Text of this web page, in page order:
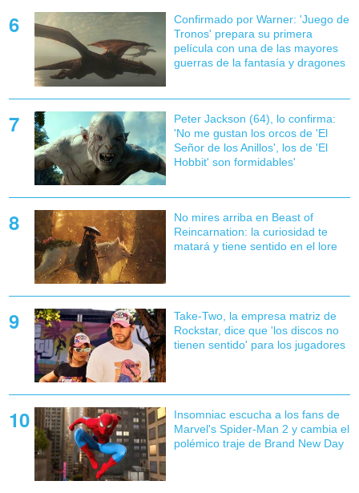
Confirmado por Warner: 'Juego de
Tronos' prepara su primera
película con una de las mayores
guerras de la fantasía y dragones
Peter Jackson (64), lo confirma:
'No me gustan los orcos de 'El
Señor de los Anillos', los de 'El
Hobbit' son formidables'
No mires arriba en Beast of
Reincarnation: la curiosidad te
matará y tiene sentido en el lore
Take-Two, la empresa matriz de
Rockstar, dice que 'los discos no
tienen sentido' para los jugadores
Insomniac escucha a los fans de
Marvel's Spider-Man 2 y cambia el
polémico traje de Brand New Day